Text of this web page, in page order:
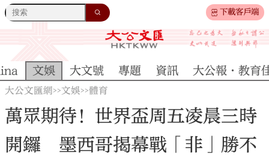
下載客戶端
文娛 大文號 專題 資訊 大公報·教育
大公文匯網>>文娛>>體育
萬眾期待！世界盃周五凌晨三時
開鑼 墨西哥揭幕戰「非」勝不